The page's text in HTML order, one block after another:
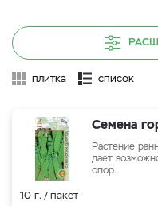
плитка список
Семена
Растение
дает
опор.
10 г. / пакет